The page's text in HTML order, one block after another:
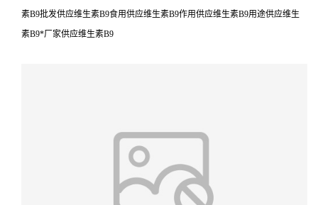
素B9批发供应维生素B9食用供应维生素B9作用供应维生素B9用途供应维生
素B9*厂家供应维生素B9